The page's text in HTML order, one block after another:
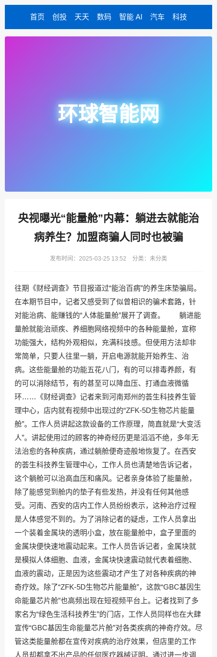
首页 创投 天天 数码 智能 AI 汽车 科技
环球智能网
央视曝光“能量舱”内幕：躺进去就能治
病养生？加盟商骗人同时也被骗
发布时间：2025-03-25 13:52 分类：未分类
往期《财经调查》节目报道过“能治百病”的养生床垫骗局。
在本期节目中，记者又感受到了似曾相识的骗术套路，针
对能治病、能赚钱的“人体能量舱”展开了调查。 躺进能
量舱就能治顽疾、养细胞网络视频中的各种能量舱，宣称
功能强大，结构外观相似，充满科技感。但使用方法却非
常简单，只要人往里一躺，开启电源就能开始养生、治
病。这些能量舱的功能五花八门，有的可以排毒养颜，有
的可以消除结节，有的甚至可以降血压、打通血液微循
环……《财经调查》记者来到河南郑州的荟生科技养生管
理中心，店内就有视频中出现过的“ZFK-5D生物芯片能量
舱”。工作人员讲起这款设备的工作原理，简直就是“大变活
人”。讲起使用过的顾客的神奇经历更是滔滔不绝，多年无
法治愈的各种疾病，通过躺舱便奇迹般地恢复了。在西安
的荟生科技养生管理中心，工作人员也清楚地告诉记者，
这个躺舱可以治高血压和痛风。记者亲身体验了能量舱，
除了能感觉到舱内的垫子有些发热，并没有任何其他感
受。河南、西安的店内工作人员纷纷表示，这种治疗过程
是人体感觉不到的。为了消除记者的疑虑，工作人员拿出
一个装着金属块的透明小盒，放在能量舱中，盒子里面的
金属块便快速地震动起来。工作人员告诉记者，金属块就
是模拟人体细胞、血液，金属块快速震动就代表着细胞、
血液的震动，正是因为这些震动才产生了对各种疾病的神
奇疗效。除了“ZFK-5D生物芯片能量舱”，这款“GBC基因生
命能量芯片舱”也高频出现在短视频平台上。记者找到了多
家名为“绿色生活科技养生”的门店，工作人员同样也在大肆
宣传“GBC基因生命能量芯片舱”对各类疾病的神奇疗效。尽
管这类能量舱都在宣传对疾病的治疗效果，但店里的工作
人员却都拿不出产品的任何医疗器械证明。通过进一步调